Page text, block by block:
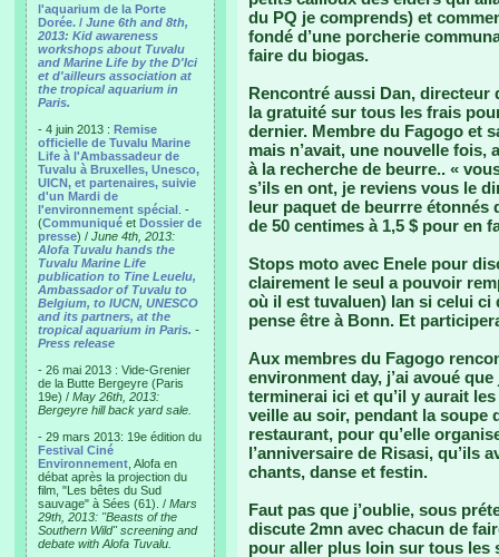
l'aquarium de la Porte
Dorée. / June 6th and 8th,
2013: Kid awareness
workshops about Tuvalu
and Marine Life by the D'Ici
et d'ailleurs association at
the tropical aquarium in
Paris.
- 4 juin 2013 : Remise
officielle de Tuvalu Marine
Life à l'Ambassadeur de
Tuvalu à Bruxelles, Unesco,
UICN, et partenaires, suivie
d'un Mardi de
l'environnement spécial . -
(Communiqué et Dossier de
presse) / June 4th, 2013:
Alofa Tuvalu hands the
Tuvalu Marine Life
publication to Tine Leuelu,
Ambassador of Tuvalu to
Belgium, to IUCN, UNESCO
and its partners, at the
tropical aquarium in Paris. -
Press release
- 26 mai 2013 : Vide-Grenier
de la Butte Bergeyre (Paris
19e) / May 26th, 2013:
Bergeyre hill back yard sale.
- 29 mars 2013: 19e édition du
Festival Ciné
Environnement , Alofa en
débat après la projection du
film, "Les bêtes du Sud
sauvage" à Sées (61). / Mars
29th, 2013: "Beasts of the
Southern Wild" screening and
debate with Alofa Tuvalu.
du PQ je comprends) et
fondé d’une porcherie
faire du biogas.
Rencontré aussi Dan,
la gratuité sur tous les frais
dernier. Membre du Fagogo et
mais n’avait, une nouvelle fois,
à la recherche de beurre.. «
s’ils en ont, je reviens vous le
leur paquet de beurrre étonnés
de 50 centimes à 1,5 $ pour en
Stops moto avec Enele pour
clairement le seul a pouvoir
où il est tuvaluen) Ian si celui
pense être à Bonn. Et
Aux membres du Fagogo
environment day, j’ai avoué
terminerai ici et qu’il y aurait
veille au soir, pendant la soupe
restaurant, pour qu’elle
l’anniversaire de Risasi, qu’ils
chants, danse et festin.
Faut pas que j’oublie, sous
discute 2mn avec chacun de
pour aller plus loin sur tous les